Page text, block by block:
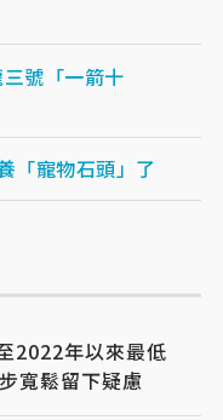
號「一箭十
「寵物石頭」了
2022年以來最低
寬鬆留下疑慮